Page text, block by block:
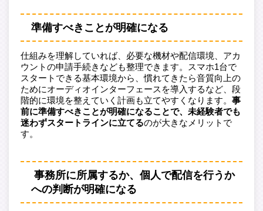
準備すべきことが明確になる
仕組みを理解していれば、必要な機材や配信環境、アカ
ウントの申請手続きなども整理できます。スマホ1台で
スタートできる基本環境から、慣れてきたら音質向上の
ためにオーディオインターフェースを導入するなど、段
階的に環境を整えていく計画も立てやすくなります。 事
前に準備すべきことが明確になることで、未経験者でも
迷わずスタートラインに立てるのが大きなメリットで
す。
事務所に所属するか、個人で配信を行うか
への判断が明確になる